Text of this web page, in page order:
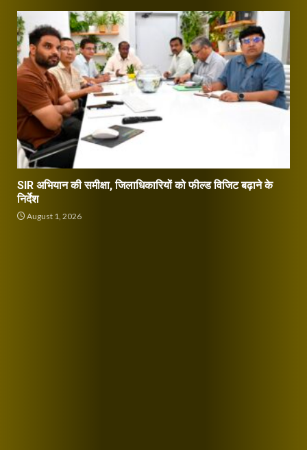
SIR अभियान की समीक्षा, जिलाधिकारियों को फील्ड विजिट बढ़ाने के
निर्देश
August 1, 2026